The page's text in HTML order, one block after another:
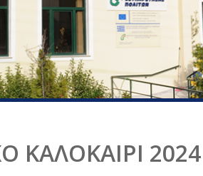
ΚΑΛΟΚΑΙΡΙ 2024